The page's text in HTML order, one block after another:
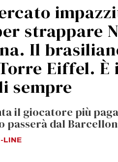
strappare
Il
Eiffel.
sempre
il giocatore più
passerà dal
LINE